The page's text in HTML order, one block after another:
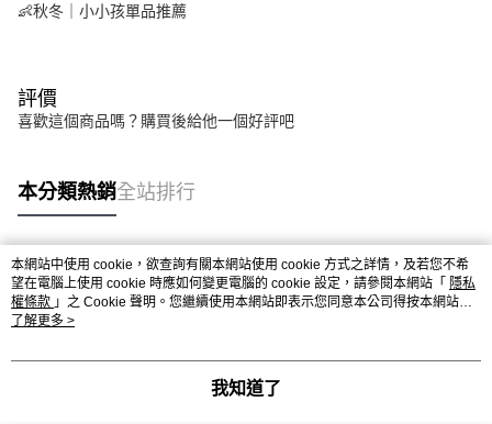
👶秋冬｜小小孩單品推薦
評價
喜歡這個商品嗎？購買後給他一個好評吧
本分類熱銷全站排行
熱門標籤
本網站中使用 cookie，欲查詢有關本網站使用 cookie 方式之詳情，及若您不希
望在電腦上使用 cookie 時應如何變更電腦的 cookie 設定，請參閱本網站「 隱私
權條款 」之 Cookie 聲明。您繼續使用本網站即表示您同意本公司得按本網站使
用條款之 Cookie 聲明使用 cookie。
了解更多 >
我知道了